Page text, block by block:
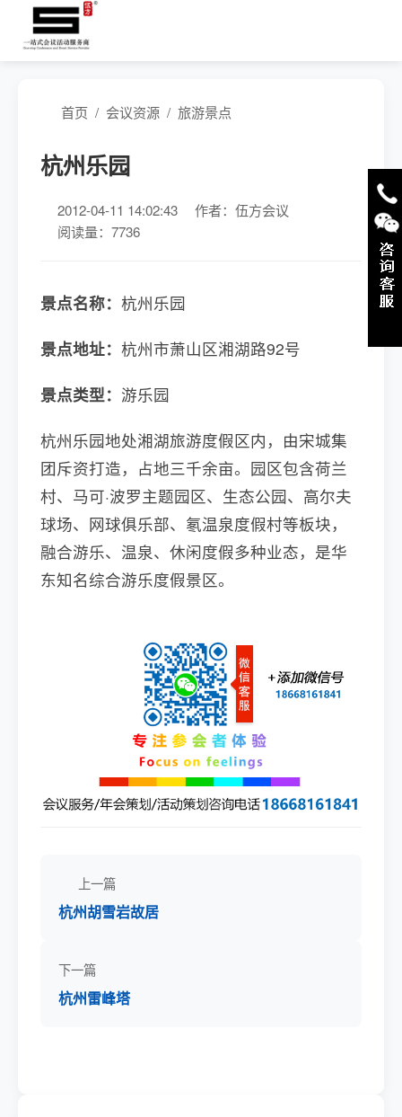
首页 / 会议资源 / 旅游景点
杭州乐园
2012-04-11 14:02:43
作者：伍方会议
阅读量：7736
景点名称： 杭州乐园
景点地址： 杭州市萧山区湘湖路92号
景点类型： 游乐园
杭州乐园地处湘湖旅游度假区内，由宋城集
团斥资打造，占地三千余亩。园区包含荷兰
村、马可·波罗主题园区、生态公园、高尔夫
球场、网球俱乐部、氡温泉度假村等板块，
融合游乐、温泉、休闲度假多种业态，是华
东知名综合游乐度假景区。
上一篇
杭州胡雪岩故居
下一篇
杭州雷峰塔